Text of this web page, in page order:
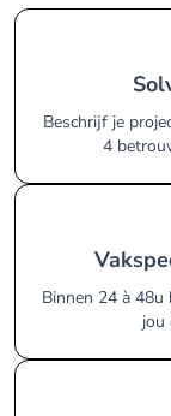
Beschrijf je
4
Binnen 24 à 48u
jou